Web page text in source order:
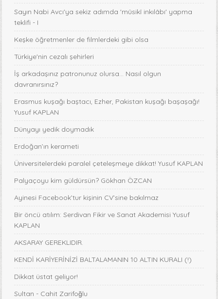
Sayın Nabi Avcı'ya sekiz adımda 'mûsikî inkılâbı' yapma
teklifi - I
Keşke öğretmenler de filmlerdeki gibi olsa
Türkiye'nin cezalı şehirleri
İş arkadaşınız patronunuz olursa… Nasıl olgun
davranırsınız?
Erasmus kuşağı baştacı, Ezher, Pakistan kuşağı başaşağı!
Yusuf KAPLAN
Dünyayı yedik doymadık
Erdoğan’ın kerameti
Üniversitelerdeki paralel çeteleşmeye dikkat! Yusuf KAPLAN
Palyaçoyu kim güldürsün? Gökhan ÖZCAN
Ayinesi Facebook’tur kişinin CV’sine bakılmaz
Bir öncü atılım: Serdivan Fikir ve Sanat Akademisi Yusuf
KAPLAN
AKSARAY GEREKLIDIR.
KENDİ KARİYERİNİZİ BALTALAMANIN 10 ALTIN KURALI (!)
Dikkat üstat geliyor!
Sultan - Cahit Zarifoğlu